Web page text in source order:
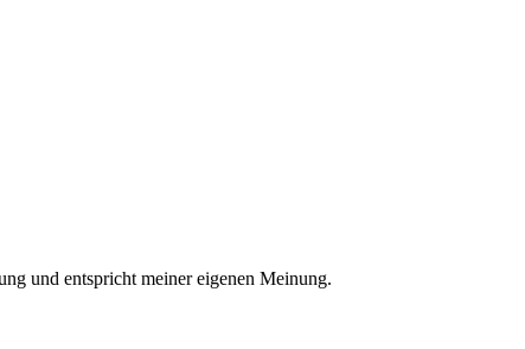
und entspricht meiner eigenen Meinung.